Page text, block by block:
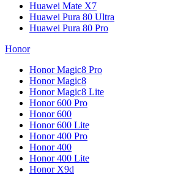
Huawei Mate X7
Huawei Pura 80 Ultra
Huawei Pura 80 Pro
Honor
Honor Magic8 Pro
Honor Magic8
Honor Magic8 Lite
Honor 600 Pro
Honor 600
Honor 600 Lite
Honor 400 Pro
Honor 400
Honor 400 Lite
Honor X9d